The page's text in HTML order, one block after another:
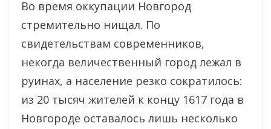
Во время оккупации Новгород
стремительно нищал. По
свидетельствам современников,
некогда величественный город лежал в
руинах, а население резко сократилось:
из 20 тысяч жителей к концу 1617 года в
Новгороде оставалось лишь несколько